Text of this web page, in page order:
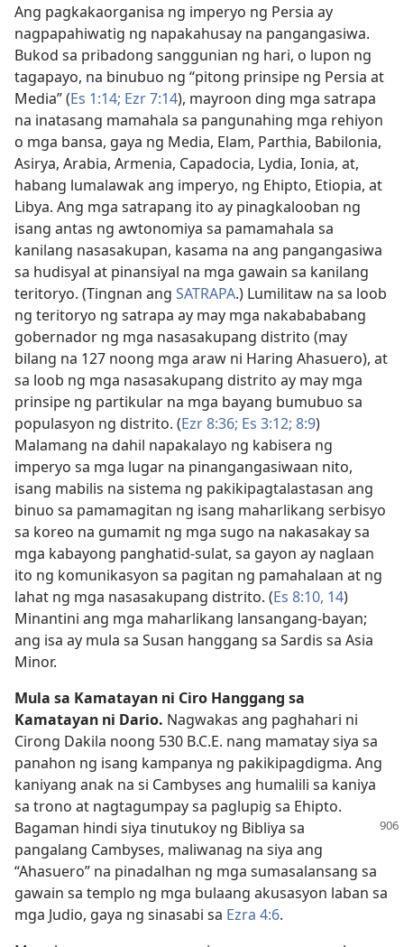
Ang pagkakaorganisa ng imperyo ng Persia ay
nagpapahiwatig ng napakahusay na pangangasiwa.
Bukod sa pribadong sanggunian ng hari, o lupon ng
tagapayo, na binubuo ng “pitong prinsipe ng Persia at
Media” (Es 1:14; Ezr 7:14), mayroon ding mga satrapa
na inatasang mamahala sa pangunahing mga rehiyon
o mga bansa, gaya ng Media, Elam, Parthia, Babilonia,
Asirya, Arabia, Armenia, Capadocia, Lydia, Ionia, at,
habang lumalawak ang imperyo, ng Ehipto, Etiopia, at
Libya. Ang mga satrapang ito ay pinagkalooban ng
isang antas ng awtonomiya sa pamamahala sa
kanilang nasasakupan, kasama na ang pangangasiwa
sa hudisyal at pinansiyal na mga gawain sa kanilang
teritoryo. (Tingnan ang SATRAPA.) Lumilitaw na sa loob
ng teritoryo ng satrapa ay may mga nakabababang
gobernador ng mga nasasakupang distrito (may
bilang na 127 noong mga araw ni Haring Ahasuero), at
sa loob ng mga nasasakupang distrito ay may mga
prinsipe ng partikular na mga bayang bumubuo sa
populasyon ng distrito. (Ezr 8:36; Es 3:12; 8:9)
Malamang na dahil napakalayo ng kabisera ng
imperyo sa mga lugar na pinangangasiwaan nito,
isang mabilis na sistema ng pakikipagtalastasan ang
binuo sa pamamagitan ng isang maharlikang serbisyo
sa koreo na gumamit ng mga sugo na nakasakay sa
mga kabayong panghatid-sulat, sa gayon ay naglaan
ito ng komunikasyon sa pagitan ng pamahalaan at ng
lahat ng mga nasasakupang distrito. (Es 8:10, 14)
Minantini ang mga maharlikang lansangang-bayan;
ang isa ay mula sa Susan hanggang sa Sardis sa Asia
Minor.
Mula sa Kamatayan ni Ciro Hanggang sa
Kamatayan ni Dario. Nagwakas ang paghahari ni
Cirong Dakila noong 530 B.C.E. nang mamatay siya sa
panahon ng isang kampanya ng pakikipagdigma. Ang
kaniyang anak na si Cambyses ang humalili sa kaniya
sa trono at nagtagumpay sa paglupig sa Ehipto.
Bagaman hindi siya tinutukoy ng Bibliya sa
pangalang Cambyses, maliwanag na siya ang
“Ahasuero” na pinadalhan ng mga sumasalansang sa
gawain sa templo ng mga bulaang akusasyon laban sa
mga Judio, gaya ng sinasabi sa Ezra 4:6.